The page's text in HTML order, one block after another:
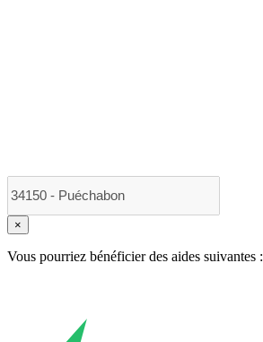
×
Vous pourriez bénéficier des aides suivantes :